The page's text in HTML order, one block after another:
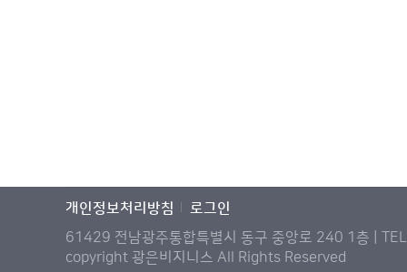
개인정보처리방침
로그인
61429 전남광주통합특별시 동구 중앙로 240 1층 |
copyright 광은비지니스 All Rights Reserved